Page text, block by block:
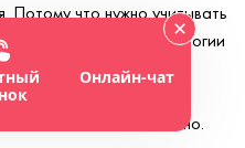
Потому что нужно учитывать
касаются физиологии
что солевой
поэтому без
зависимость невозможно.
Онлайн-чат